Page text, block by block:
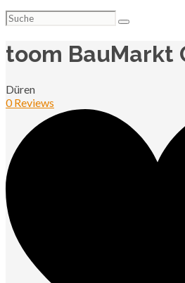
Suchen
nach:
toom BauMarkt
Düren
0 Reviews